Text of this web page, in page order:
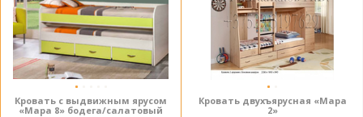
Кровать с выдвижным ярусом
«Мара 8» бодега/салатовый
Кровать двухъярусная «Мара
2»